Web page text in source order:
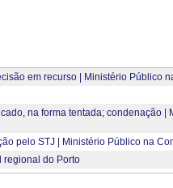
em recurso | Ministério Público
na forma tentada; condenação |
pelo STJ | Ministério Público na
regional do Porto